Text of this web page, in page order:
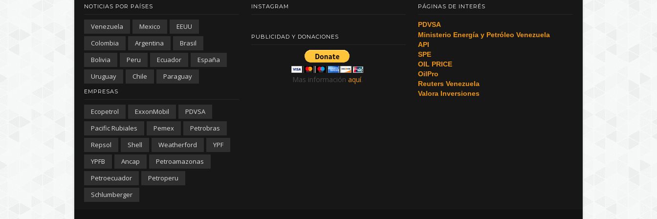
NOTICIAS POR PAÍSES
Venezuela Mexico
EEUU
Colombia
Argentina
Brasil
Bolivia
Peru Ecuador
España
Uruguay
Chile Paraguay
EMPRESAS
Ecopetrol ExxonMobil
PDVSA
Pacific Rubiales
Pemex
Petrobras
Repsol
Shell Weatherford
YPF
YPFB
Ancap
Petroamazonas
Petroecuador
Petroperu
Schlumberger
INSTAGRAM
PUBLICIDAD Y DONACIONES
Mas información aquí.
PÁGINAS DE INTERÉS
PDVSA
Ministerio Energía y Petróleo Venezuela
API
SPE
OIL PRICE
OilPro
Reuters Venezuela
Valora Inversiones